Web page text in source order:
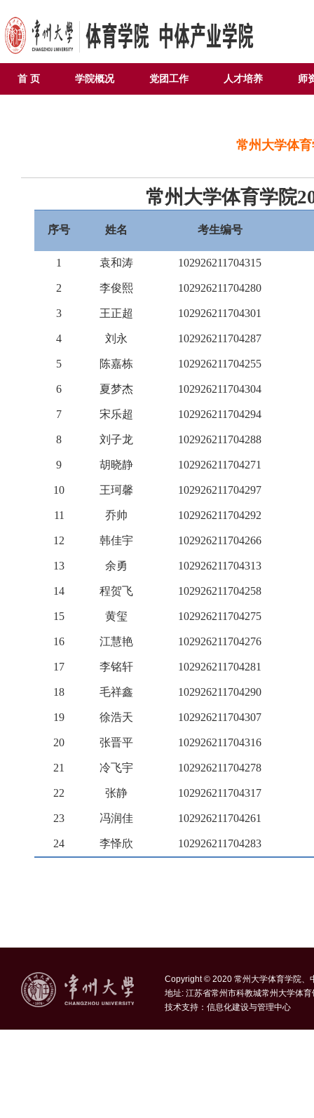
首 页 学院概况 党团工作 人才培养 师
常州大学体
常州大学体育学院
序号 姓名 考生编号
1 袁和涛 102926211704315
2 李俊熙 102926211704280
3 王正超 102926211704301
4 刘永 102926211704287
5 陈嘉栋 102926211704255
6 夏梦杰 102926211704304
7 宋乐超 102926211704294
8 刘子龙 102926211704288
9 胡晓静 102926211704271
10 王珂馨 102926211704297
11 乔帅 102926211704292
12 韩佳宇 102926211704266
13 余勇 102926211704313
14 程贺飞 102926211704258
15 黄玺 102926211704275
16 江慧艳 102926211704276
17 李铭轩 102926211704281
18 毛祥鑫 102926211704290
19 徐浩天 102926211704307
20 张晋平 102926211704316
21 冷飞宇 102926211704278
22 张静 102926211704317
23 冯润佳 102926211704261
24 李怿欣 102926211704283
Copyright © 2020 常州大学体育学院、
地址: 江苏省常州市科教城常州大学体育
技术支持： 信息化建设与管理中心